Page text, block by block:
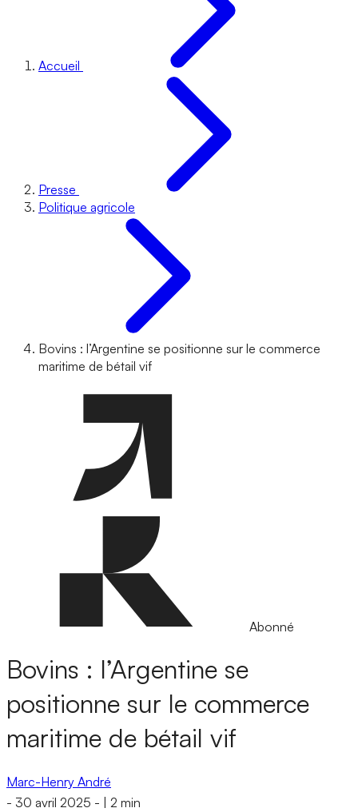
Accueil
Presse
Politique agricole
Bovins : l’Argentine se positionne sur le commerce
maritime de bétail vif
Abonné
Bovins : l’Argentine se
positionne sur le commerce
maritime de bétail vif
Marc-Henry André
- 30 avril 2025 - 2 min